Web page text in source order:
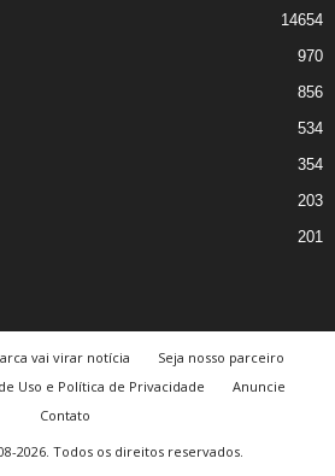
14654
970
856
534
354
203
201
vai virar notícia
Seja nosso parceiro
Uso e Política de Privacidade
Anuncie
Contato
2026. Todos os direitos reservados.